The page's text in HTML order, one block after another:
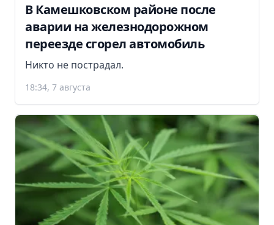
В Камешковском районе после
аварии на железнодорожном
переезде сгорел автомобиль
Никто не пострадал.
18:34, 7 августа